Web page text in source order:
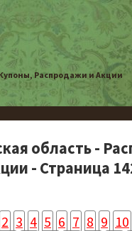
Распродажи и Акции
область -
- Страница
2 3 4 5 6 7 8 9 10